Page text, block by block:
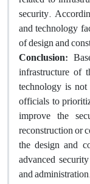
security.
and technology
of design and
Conclusion:
infrastructure of
technology is
officials to
improve the
reconstruction or
the design and
advanced
and